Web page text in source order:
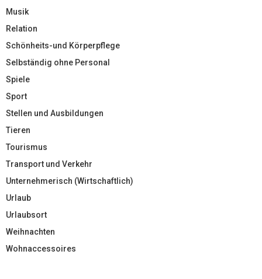
Musik
Relation
Schönheits-und Körperpflege
Selbständig ohne Personal
Spiele
Sport
Stellen und Ausbildungen
Tieren
Tourismus
Transport und Verkehr
Unternehmerisch (Wirtschaftlich)
Urlaub
Urlaubsort
Weihnachten
Wohnaccessoires